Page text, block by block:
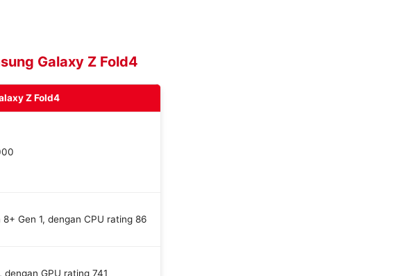
Galaxy Z Fold4
Z Fold4
8+ Gen 1, dengan CPU rating 86
dengan GPU rating 741